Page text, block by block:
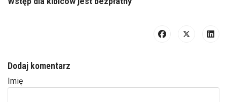
Dodaj komentarz
Imię